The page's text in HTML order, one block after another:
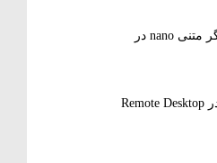
نصب و استفاده از ویرایشگر متنی nano در
رفع مشکل Reconnecting در Remote Desktop